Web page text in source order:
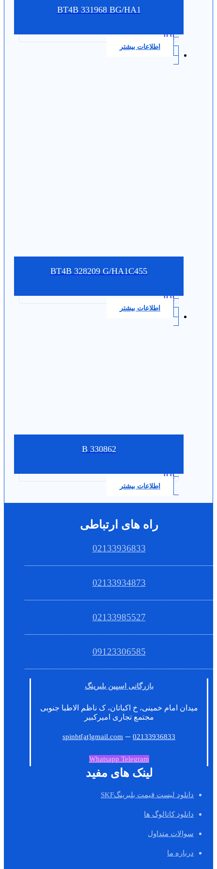
BT4B 331968 BG/HA1
0.0
اطلاعات بیشتر
BT4B 328209 G/HA1C455
0.0
اطلاعات بیشتر
330862 B
0.0
اطلاعات بیشتر
راه های ارتباطی
02133936833
02133934873
02133985527
09123306585
بازرگانی اسپین بلبرینگ
میدان امام خمینی، خ اکباتان، ک ناظم الاطبا جنوبی
مجتمع تجاری امیرکبیر
spinbt[at]gmail.com –02133936833
Whatsapp Telegram
لینک های مفید
دانلود لیست قیمت بلبرینگSKF
دانلود کاتالوگ ها
سوالات متداول
درباره ما